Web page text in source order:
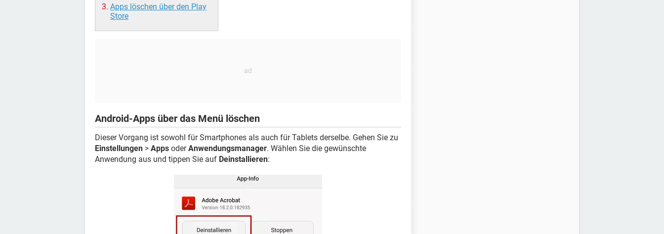
Apps löschen über den Play
Store
Android-Apps über das Menü löschen
Dieser Vorgang ist sowohl für Smartphones als auch für Tablets derselbe. Gehen Sie zu
Einstellungen > Apps oderAnwendungsmanager. Wählen Sie die gewünschte
Anwendung aus und tippen Sie auf Deinstallieren: